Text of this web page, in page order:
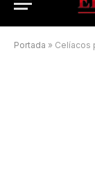
Portada » Celíacos